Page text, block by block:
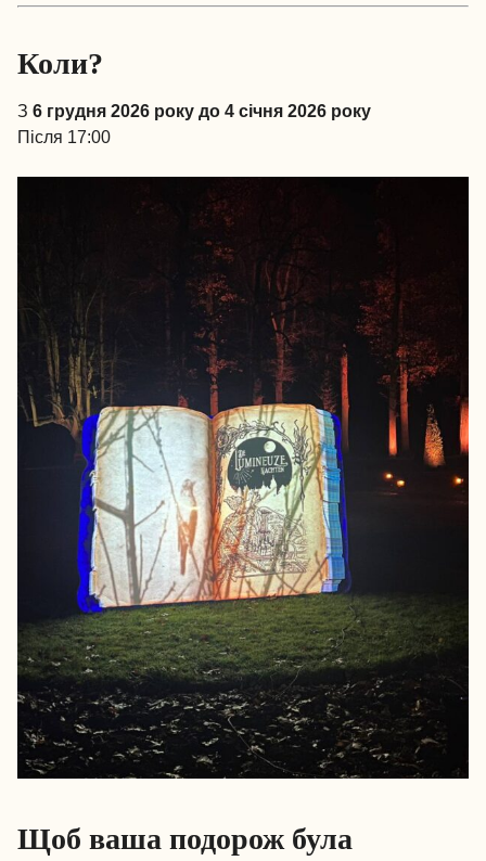
Коли?
З 6 грудня 2026 року до 4 січня 2026 року
Після 17:00
Щоб ваша подорож була